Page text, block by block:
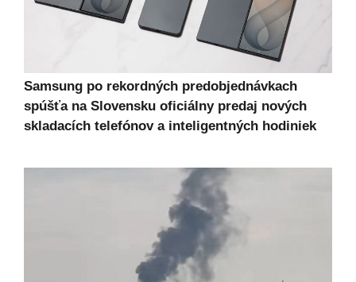
Samsung po rekordných predobjednávkach
spúšťa na Slovensku oficiálny predaj nových
skladacích telefónov a inteligentných hodiniek